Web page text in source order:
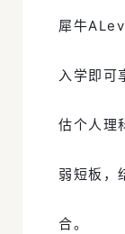
犀牛
入学即可
估个人理
弱短板，
合。